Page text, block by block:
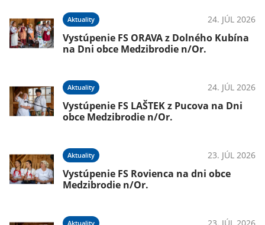
Aktuality 24. JÚL 2026
Vystúpenie FS ORAVA z Dolného Kubína
na Dni obce Medzibrodie n/Or.
Aktuality 24. JÚL 2026
Vystúpenie FS LAŠTEK z Pucova na Dni
obce Medzibrodie n/Or.
Aktuality 23. JÚL 2026
Vystúpenie FS Rovienca na dni obce
Medzibrodie n/Or.
Aktuality